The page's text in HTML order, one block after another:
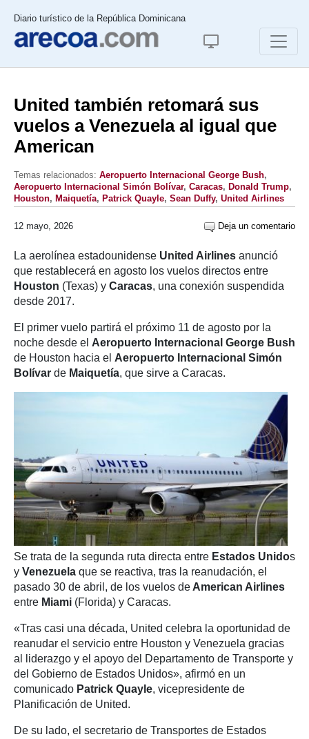
Diario turístico de la República Dominicana
United también retomará sus
vuelos a Venezuela al igual que
American
Temas relacionados: Aeropuerto Internacional George Bush,
Aeropuerto Internacional Simón Bolívar, Caracas, Donald Trump,
Houston, Maiquetía, Patrick Quayle, Sean Duffy, United Airlines
12 mayo, 2026 Deja un comentario
La aerolínea estadounidense United Airlines anunció
que restablecerá en agosto los vuelos directos entre
Houston (Texas) y Caracas, una conexión suspendida
desde 2017.
El primer vuelo partirá el próximo 11 de agosto por la
noche desde el Aeropuerto Internacional George Bush
de Houston hacia el Aeropuerto Internacional Simón
Bolívar de Maiquetía, que sirve a Caracas.
Se trata de la segunda ruta directa entre Estados Unidos
y Venezuela que se reactiva, tras la reanudación, el
pasado 30 de abril, de los vuelos de American Airlines
entre Miami (Florida) y Caracas.
«Tras casi una década, United celebra la oportunidad de
reanudar el servicio entre Houston y Venezuela gracias
al liderazgo y el apoyo del Departamento de Transporte y
del Gobierno de Estados Unidos», afirmó en un
comunicado Patrick Quayle, vicepresidente de
Planificación de United.
De su lado, el secretario de Transportes de Estados